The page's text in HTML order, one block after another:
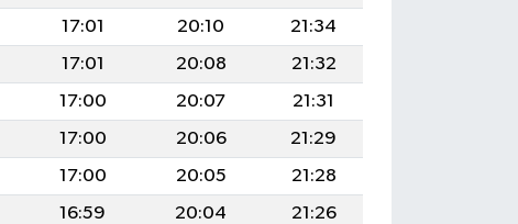
17:01 20:10
21:34
17:01 20:08
21:32
17:00 20:07
21:31
17:00 20:06
21:29
17:00 20:05
21:28
16:59 20:04
21:26